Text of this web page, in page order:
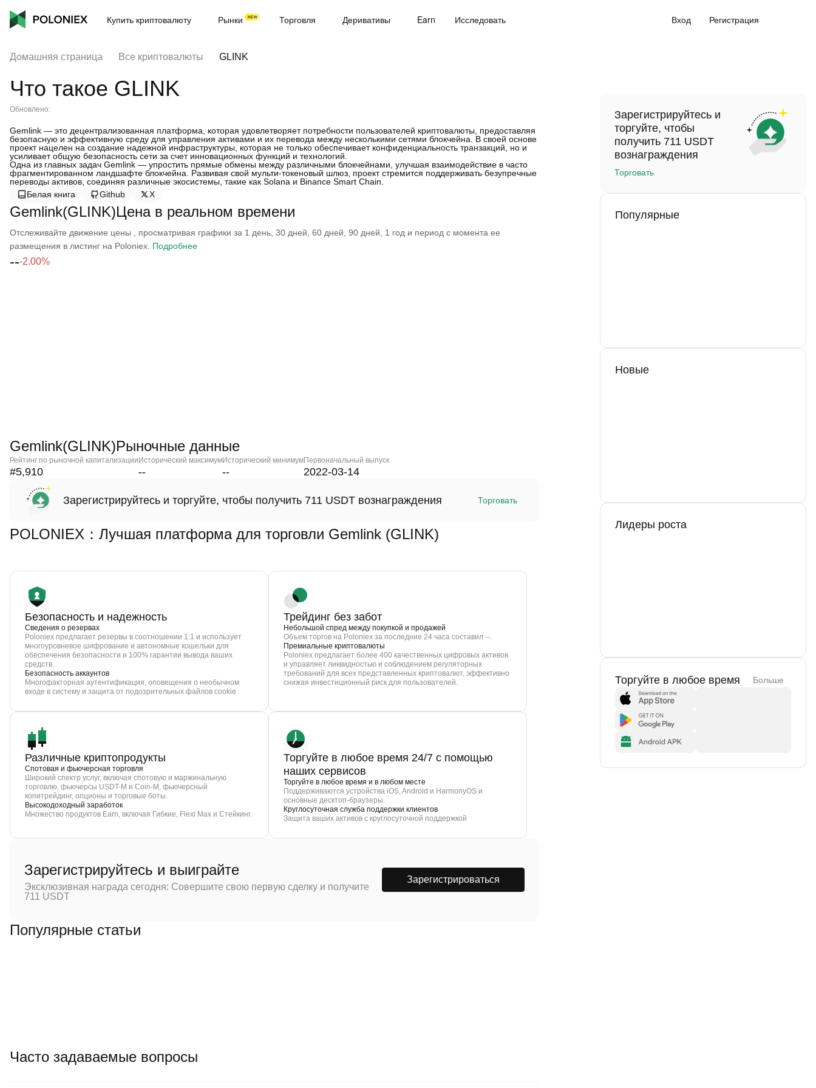
Купить криптовалюту Рынки Торговля Деривативы Earn Исследовать Вход Регистрация
Домашняя страница Все криптовалюты GLINK
Что такое GLINK
Обновлено:
Gemlink — это децентрализованная платформа, которая удовлетворяет потребности пользователей криптовалюты, предоставляя
безопасную и эффективную среду для управления активами и их перевода между несколькими сетями блокчейна. В своей основе
проект нацелен на создание надежной инфраструктуры, которая не только обеспечивает конфиденциальность транзакций, но и
усиливает общую безопасность сети за счет инновационных функций и технологий.
Одна из главных задач Gemlink — упростить прямые обмены между различными блокчейнами, улучшая взаимодействие в часто
фрагментированном ландшафте блокчейна. Развивая свой мульти-токеновый шлюз, проект стремится поддерживать безупречные
переводы активов, соединяя различные экосистемы, такие как Solana и Binance Smart Chain.
Белая книга
Github X
Gemlink(GLINK)Цена в реальном времени
Отслеживайте движение цены , просматривая графики за 1 день, 30 дней, 60 дней, 90 дней, 1 год и период с момента ее
размещения в листинг на Poloniex. Подробнее
---2.00%
Gemlink(GLINK)Рыночные данные
Рейтинг по рыночной капитализации
#5,910
Исторический максимум
--
Исторический минимум
--
Первоначальный выпуск
2022-03-14
Зарегистрируйтесь и торгуйте, чтобы получить 711 USDT вознаграждения Торговать
POLONIEX：Лучшая платформа для торговли Gemlink (GLINK)
Безопасность и надежность
Сведения о резервах
Poloniex предлагает резервы в соотношении 1:1 и использует
многоуровневое шифрование и автономные кошельки для
обеспечения безопасности и 100% гарантии вывода ваших
средств.
Безопасность аккаунтов
Многофакторная аутентификация, оповещения о необычном
входе в систему и защита от подозрительных файлов cookie
Трейдинг без забот
Небольшой спред между покупкой и продажей
Объем торгов на Poloniex за последние 24 часа составил --.
Премиальные криптовалюты
Poloniex предлагает более 400 качественных цифровых активов
и управляет ликвидностью и соблюдением регуляторных
требований для всех представленных криптовалют, эффективно
снижая инвестиционный риск для пользователей.
Различные криптопродукты
Спотовая и фьючерсная торговля
Широкий спектр услуг, включая спотовую и маржинальную
торговлю, фьючерсы USDT-M и Coin-M, фьючерсный
копитрейдинг, опционы и торговые боты.
Высокодоходный заработок
Множество продуктов Earn, включая Гибкие, Flexi Max и Стейкинг.
Торгуйте в любое время 24/7 с помощью
наших сервисов
Торгуйте в любое время и в любом месте
Поддерживаются устройства iOS, Android и HarmonyOS и
основные десктоп-браузеры.
Круглосуточная служба поддержки клиентов
Защита ваших активов с круглосуточной поддержкой
Зарегистрируйтесь и выиграйте
Эксклюзивная награда сегодня: Совершите свою первую сделку и получите
711 USDT
Зарегистрироваться
Популярные статьи
Часто задаваемые вопросы
Зарегистрируйтесь и
торгуйте, чтобы
получить 711 USDT
вознаграждения
Торговать
Популярные
Новые
Лидеры роста
Торгуйте в любое время Больше